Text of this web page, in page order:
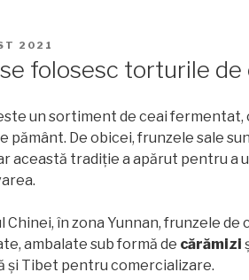
2021
folosesc torturile de
un sortiment de ceai fermentat,
pământ. De obicei, frunzele sale
această tradiție a apărut pentru a
Chinei, în zona Yunnan, frunzele de
ambalate sub formă de cărămizi
și Tibet pentru comercializare.